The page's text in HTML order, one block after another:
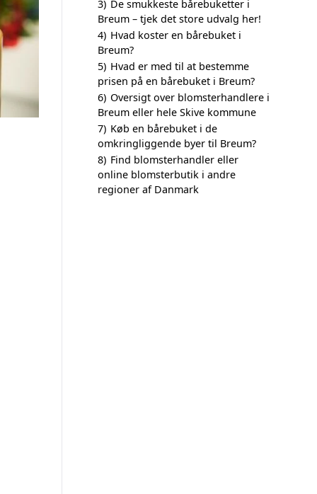
3) De smukkeste bårebuketter i
Breum – tjek det store udvalg her!
4) Hvad koster en bårebuket i
Breum?
5) Hvad er med til at bestemme
prisen på en bårebuket i Breum?
6) Oversigt over blomsterhandlere i
Breum eller hele Skive kommune
7) Køb en bårebuket i de
omkringliggende byer til Breum?
8) Find blomsterhandler eller
online blomsterbutik i andre
regioner af Danmark